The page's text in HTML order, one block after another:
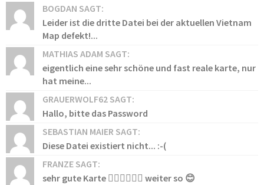
BOGDAN SAGT:
Leider ist die dritte Datei bei der aktuellen Vietnam
Map defekt!...
MATHIAS ADAM SAGT:
eigentlich eine sehr schöne und fast reale karte, nur
hat meine...
GRAUERWOLF62 SAGT:
Hallo, bitte das Password
SEBASTIAN MAIER SAGT:
Diese Datei existiert nicht... :-(
FRANZE SAGT:
sehr gute Karte 👍🏻👍🏻👍🏻 weiter so 😊